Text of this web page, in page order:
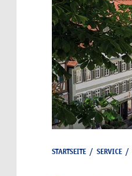
STARTSEITE / SERVICE /